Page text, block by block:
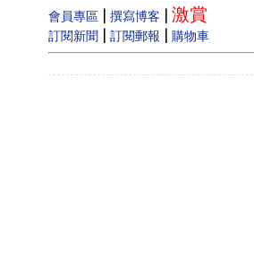
會員專區 撰寫博客 激賞
訂閱新聞 訂閱郵報 購物車